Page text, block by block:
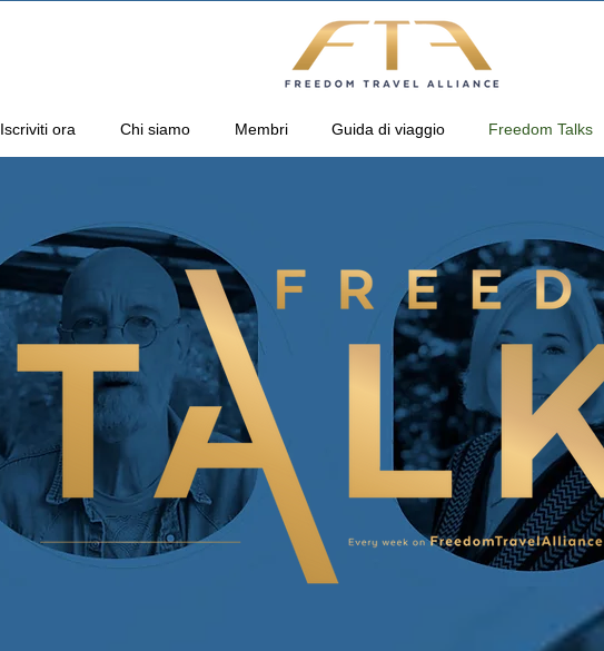
Iscriviti ora Chi siamo Membri Guida di viaggio Freedom Talks